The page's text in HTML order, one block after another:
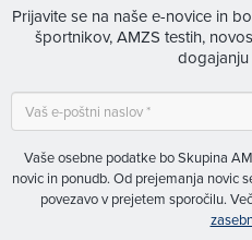
Prijavite se na naše e-novice in
športnikov, AMZS testih,
dogajanju
Vaše osebne podatke bo Skupina
novic in ponudb. Od prejemanja novic
povezavo v prejetem sporočilu.